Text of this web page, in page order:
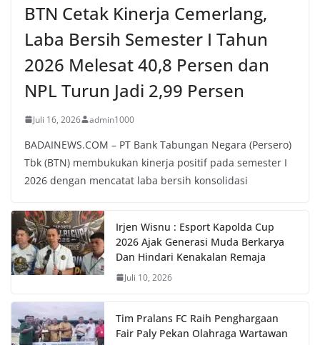
BTN Cetak Kinerja Cemerlang,
Laba Bersih Semester I Tahun
2026 Melesat 40,8 Persen dan
NPL Turun Jadi 2,99 Persen
Juli 16, 2026 admin1000
BADAINEWS.COM – PT Bank Tabungan Negara (Persero)
Tbk (BTN) membukukan kinerja positif pada semester I
2026 dengan mencatat laba bersih konsolidasi
Irjen Wisnu : Esport Kapolda Cup
2026 Ajak Generasi Muda Berkarya
Dan Hindari Kenakalan Remaja
Juli 10, 2026
Tim Pralans FC Raih Penghargaan
Fair Paly Pekan Olahraga Wartawan